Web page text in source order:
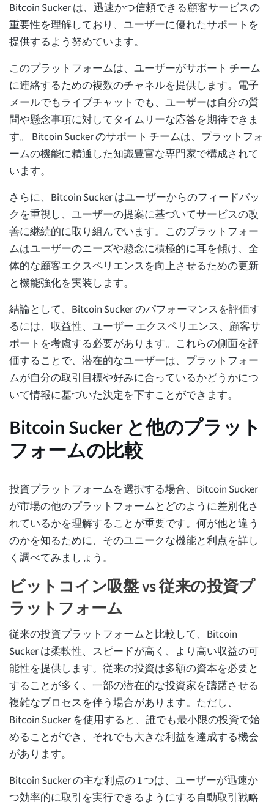
Bitcoin Sucker は、迅速かつ信頼できる顧客サービスの
重要性を理解しており、ユーザーに優れたサポートを
提供するよう努めています。
このプラットフォームは、ユーザーがサポート チーム
に連絡するための複数のチャネルを提供します。電子
メールでもライブチャットでも、ユーザーは自分の質
問や懸念事項に対してタイムリーな応答を期待できま
す。 Bitcoin Sucker のサポート チームは、プラットフォ
ームの機能に精通した知識豊富な専門家で構成されて
います。
さらに、Bitcoin Sucker はユーザーからのフィードバッ
クを重視し、ユーザーの提案に基づいてサービスの改
善に継続的に取り組んでいます。このプラットフォー
ムはユーザーのニーズや懸念に積極的に耳を傾け、全
体的な顧客エクスペリエンスを向上させるための更新
と機能強化を実装します。
結論として、Bitcoin Sucker のパフォーマンスを評価す
るには、収益性、ユーザー エクスペリエンス、顧客サ
ポートを考慮する必要があります。これらの側面を評
価することで、潜在的なユーザーは、プラットフォー
ムが自分の取引目標や好みに合っているかどうかにつ
いて情報に基づいた決定を下すことができます。
Bitcoin Sucker と他のプラット
フォームの比較
投資プラットフォームを選択する場合、Bitcoin Sucker
が市場の他のプラットフォームとどのように差別化さ
れているかを理解することが重要です。何が他と違う
のかを知るために、そのユニークな機能と利点を詳し
く調べてみましょう。
ビットコイン吸盤 vs 従来の投資プ
ラットフォーム
従来の投資プラットフォームと比較して、Bitcoin
Sucker は柔軟性、スピードが高く、より高い収益の可
能性を提供します。従来の投資は多額の資本を必要と
することが多く、一部の潜在的な投資家を躊躇させる
複雑なプロセスを伴う場合があります。ただし、
Bitcoin Sucker を使用すると、誰でも最小限の投資で始
めることができ、それでも大きな利益を達成する機会
があります。
Bitcoin Sucker の主な利点の 1 つは、ユーザーが迅速か
つ効率的に取引を実行できるようにする自動取引戦略